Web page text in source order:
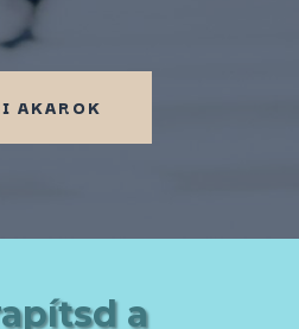
AKAROK
a